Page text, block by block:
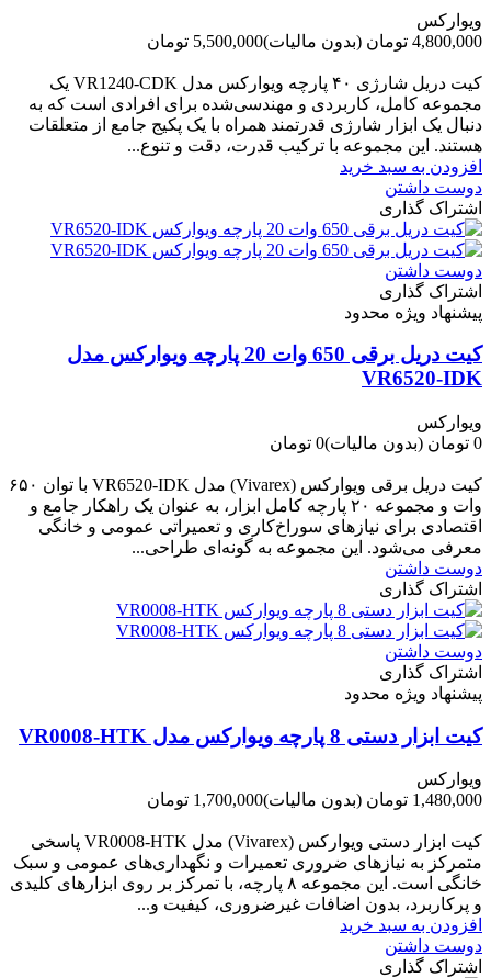
ویوارکس
4,800,000 تومان
(بدون مالیات)5,500,000 تومان
کیت دریل شارژی ۴۰ پارچه ویوارکس مدل VR1240‑CDK یک
مجموعه کامل، کاربردی و مهندسی‌شده برای افرادی است که به
دنبال یک ابزار شارژی قدرتمند همراه با یک پکیج جامع از متعلقات
هستند. این مجموعه با ترکیب قدرت، دقت و تنوع...
افزودن به سبد خرید
دوست داشتن
اشتراک گذاری
دوست داشتن
اشتراک گذاری
پیشنهاد ویژه محدود
کیت دریل برقی 650 وات 20 پارچه ویوارکس مدل
VR6520-IDK
ویوارکس
0 تومان
(بدون مالیات)0 تومان
کیت دریل برقی ویوارکس (Vivarex) مدل VR6520-IDK با توان ۶۵۰
وات و مجموعه ۲۰ پارچه کامل ابزار، به عنوان یک راهکار جامع و
اقتصادی برای نیازهای سوراخ‌کاری و تعمیراتی عمومی و خانگی
معرفی می‌شود. این مجموعه به گونه‌ای طراحی...
دوست داشتن
اشتراک گذاری
دوست داشتن
اشتراک گذاری
پیشنهاد ویژه محدود
کیت ابزار دستی 8 پارچه ویوارکس مدل VR0008-HTK
ویوارکس
1,480,000 تومان
(بدون مالیات)1,700,000 تومان
کیت ابزار دستی ویوارکس (Vivarex) مدل VR0008-HTK پاسخی
متمرکز به نیازهای ضروری تعمیرات و نگهداری‌های عمومی و سبک
خانگی است. این مجموعه ۸ پارچه، با تمرکز بر روی ابزارهای کلیدی
و پرکاربرد، بدون اضافات غیرضروری، کیفیت و...
افزودن به سبد خرید
دوست داشتن
اشتراک گذاری